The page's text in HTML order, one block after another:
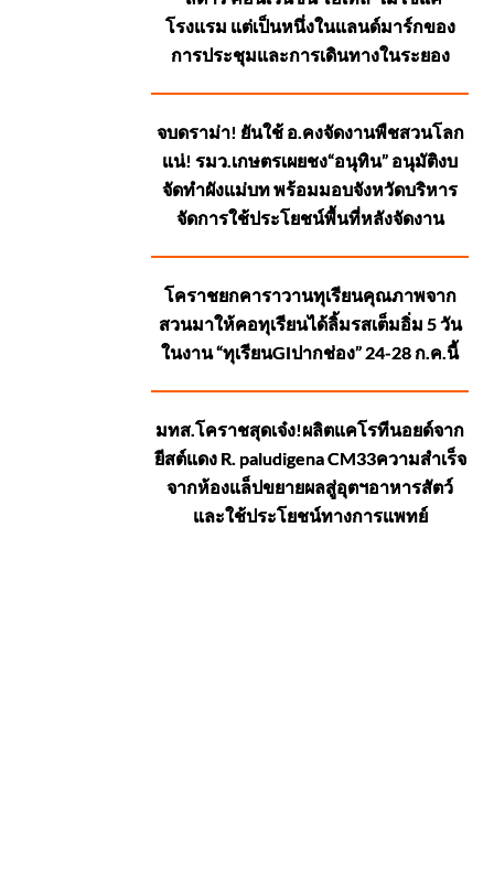
โรงแรม แต่เป็นหนึ่งในแลนด์มาร์กของ
การประชุมและการเดินทางในระยอง
จบดราม่า! ยันใช้ อ.คงจัดงานพืชสวนโลก
แน่! รมว.เกษตรเผยชง“อนุทิน” อนุมัติงบ
จัดทำผังแม่บท พร้อมมอบจังหวัดบริหาร
จัดการใช้ประโยชน์พื้นที่หลังจัดงาน
โคราชยกคาราวานทุเรียนคุณภาพจาก
สวนมาให้คอทุเรียนได้ลิ้มรสเต็มอิ่ม 5 วัน
ในงาน “ทุเรียนGIปากช่อง” 24-28 ก.ค.นี้
มทส.โคราชสุดเจ๋ง!ผลิตแคโรทีนอยด์จาก
ยีสต์แดง R. paludigena CM33ความสำเร็จ
จากห้องแล็ปขยายผลสู่อุตฯอาหารสัตว์
และใช้ประโยชน์ทางการแพทย์